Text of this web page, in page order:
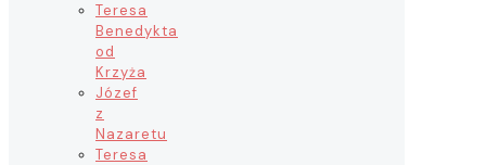
Teresa
Benedykta
od
Krzyża
Józef
z
Nazaretu
Teresa